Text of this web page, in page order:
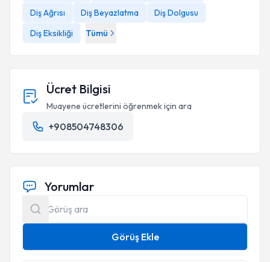
Diş Ağrısı
Diş Beyazlatma
Diş Dolgusu
Diş Eksikliği
Tümü
Ücret Bilgisi
Muayene ücretlerini öğrenmek için ara
+908504748306
Yorumlar
Görüş Ekle